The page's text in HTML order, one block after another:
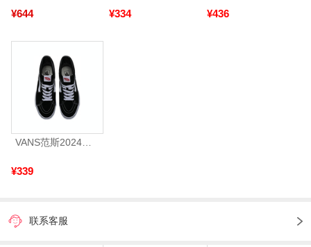
¥644 ¥334 ¥436
VANS范斯2024中性SK8-HiCL帆布鞋/硫化鞋VN000D5IB8C
¥339
联系客服